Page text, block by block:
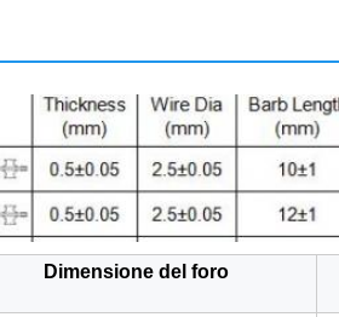
Dimensione del foro